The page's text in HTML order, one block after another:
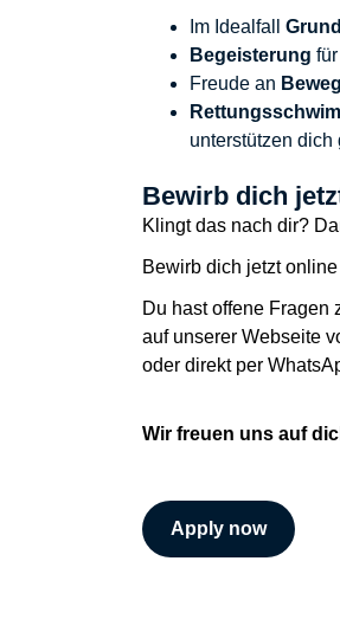
Im Idealfall
Begeisterung
Freude an
unterstützen dich
Bewirb dich
Klingt das nach dir?
Bewirb dich jetzt
Du hast offene Fragen
auf unserer Webseite
oder direkt per
Wir freuen uns auf
Apply now